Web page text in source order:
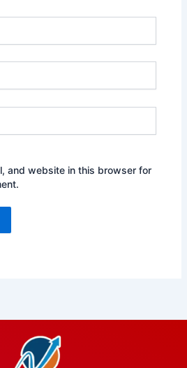
and website in this browser for